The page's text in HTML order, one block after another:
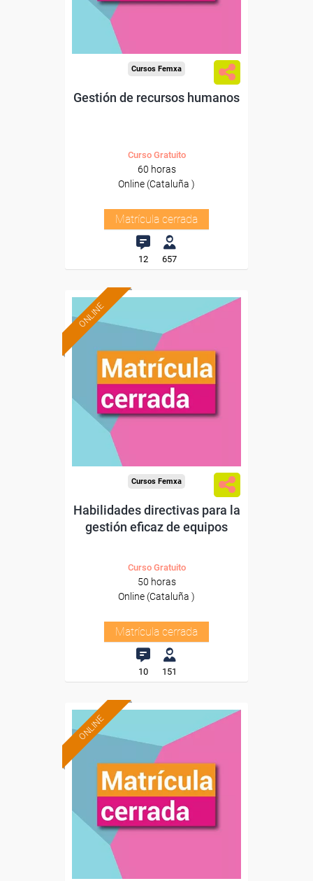
Cursos Femxa
Gestión de recursos humanos
Curso Gratuito
60 horas
Online (Cataluña )
Matrícula cerrada
12 657
ONLINE
Cursos Femxa
Habilidades directivas para la
gestión eficaz de equipos
Curso Gratuito
50 horas
Online (Cataluña )
Matrícula cerrada
10 151
ONLINE